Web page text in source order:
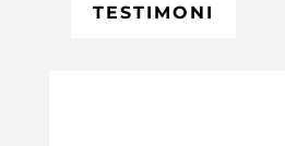
TESTIMONI